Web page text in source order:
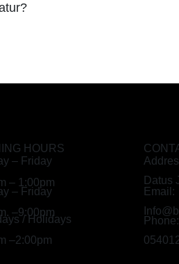
HOURS
– Friday
– 1:00pm
– Friday
–9:00pm
/ Holidays
–2:00pm
Datus
Email:
Phone: